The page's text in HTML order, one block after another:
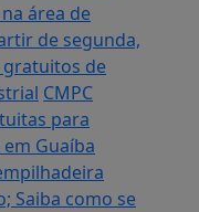
área de
de segunda,
gratuitos de
CMPC
para
Guaíba
Saiba como se